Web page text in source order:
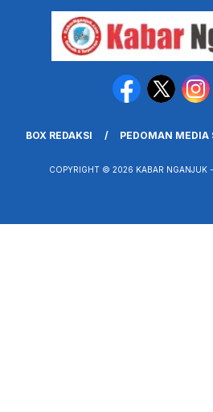
BOX REDAKSI PEDOMAN MEDIA
COPYRIGHT © 2026 KABAR NGANJUK -